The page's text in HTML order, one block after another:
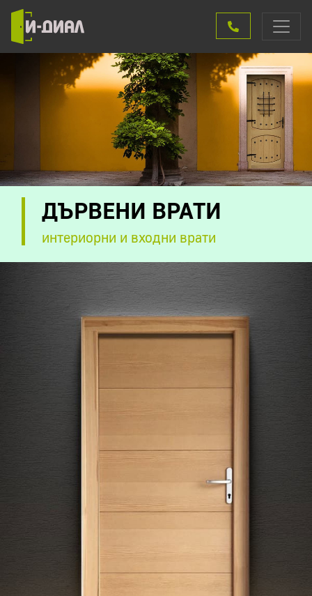
ДЪРВЕНИ ВРАТИ
интериорни и входни врати